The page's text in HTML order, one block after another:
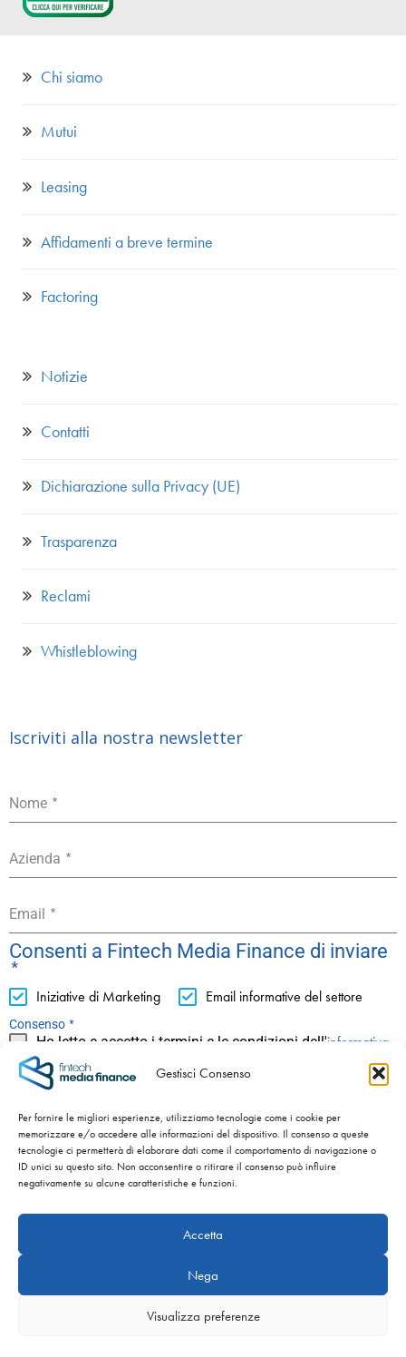
Gestisci Consenso
Per fornire le migliori esperienze, utilizziamo tecnologie come i cookie per
memorizzare e/o accedere alle informazioni del dispositivo. Il consenso a queste
tecnologie ci permetterà di elaborare dati come il comportamento di navigazione o
ID unici su questo sito. Non acconsentire o ritirare il consenso può influire
negativamente su alcune caratteristiche e funzioni.
Accetta
Nega
Visualizza preferenze
Chi siamo
Mutui
Leasing
Affidamenti a breve termine
Factoring
Notizie
Contatti
Dichiarazione sulla Privacy (UE)
Trasparenza
Reclami
Whistleblowing
Iscriviti alla nostra newsletter
Nome *
Azienda *
Email *
Consenti a Fintech Media Finance di inviare
*
Iniziative di Marketing Email informative del settore
Consenso *
Ho letto e accetto i termini e le condizioni dell'informativa
privacy
Numero REA BS – 589954 - Cap. Sociale int. versato €